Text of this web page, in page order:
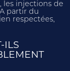
les injections de
partir du
respectées,
ILS